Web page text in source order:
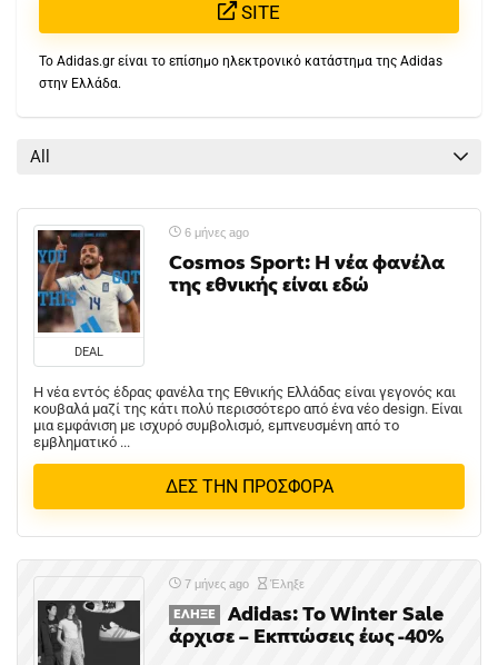
SITE
Το Adidas.gr είναι το επίσημο ηλεκτρονικό κατάστημα της Adidas
στην Ελλάδα.
All
DEAL
6 μήνες ago
Cosmos Sport: Η νέα φανέλα
της εθνικής είναι εδώ
Η νέα εντός έδρας φανέλα της Εθνικής Ελλάδας είναι γεγονός και
κουβαλά μαζί της κάτι πολύ περισσότερο από ένα νέο design. Είναι
μια εμφάνιση με ισχυρό συμβολισμό, εμπνευσμένη από το
εμβληματικό ...
ΔΕΣ ΤΗΝ ΠΡΟΣΦΟΡΑ
7 μήνες ago Έληξε
ΈΛΗΞΕ
Adidas: Το Winter Sale
άρχισε – Εκπτώσεις έως -40%